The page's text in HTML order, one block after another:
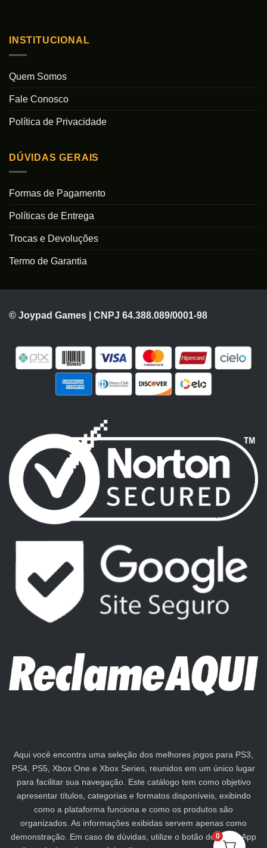
INSTITUCIONAL
Quem Somos
Fale Conosco
Política de Privacidade
DÚVIDAS GERAIS
Formas de Pagamento
Políticas de Entrega
Trocas e Devoluções
Termo de Garantia
© Joypad Games | CNPJ 64.388.089/0001-98
Aqui você encontra uma seleção dos melhores jogos para PS3,
PS4, PS5, Xbox One e Xbox Series, reunidos em um único lugar
para facilitar sua navegação. Este catálogo tem como objetivo
apresentar títulos, categorias e formatos disponíveis, exibindo
como a plataforma funciona e como os produtos são
organizados. As informações exibidas servem apenas como
demonstração. Em caso de dúvidas, utilize o botão de WhatsApp
0